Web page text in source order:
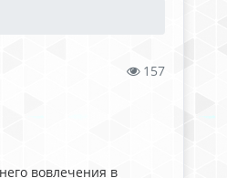
157
вовлечения в